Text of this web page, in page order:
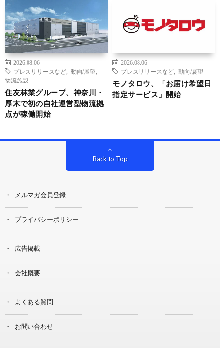
2026.08.06
プレスリリースなど
動向/展望
物流施設
住友林業グループ、神奈川・
厚木で初の自社運営型物流拠
点が稼働開始
2026.08.06
プレスリリースなど
動向/展望
モノタロウ、「お届け希望日
指定サービス」開始
Back to Top
メルマガ会員登録
プライバシーポリシー
広告掲載
会社概要
よくある質問
お問い合わせ